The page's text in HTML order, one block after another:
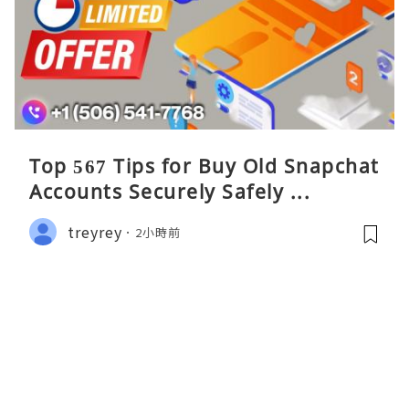
Top 567 Tips for Buy Old Snapchat
Accounts Securely Safely ...
treyrey 2小時前